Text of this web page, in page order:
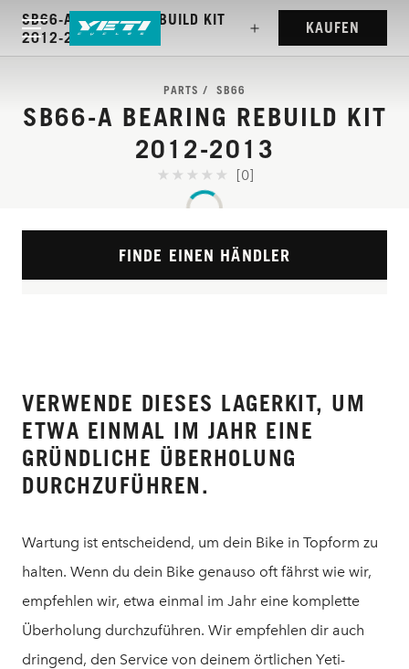
SB66-A BEARING REBUILD KIT
2012-2013
KAUFEN
PARTS SB66
SB66-A BEARING REBUILD KIT
2012-2013
[0]
FINDE EINEN HÄNDLER
VERWENDE DIESES LAGERKIT, UM
ETWA EINMAL IM JAHR EINE
GRÜNDLICHE ÜBERHOLUNG
DURCHZUFÜHREN.
Wartung ist entscheidend, um dein Bike in Topform zu
halten. Wenn du dein Bike genauso oft fährst wie wir,
empfehlen wir, etwa einmal im Jahr eine komplette
Überholung durchzuführen. Wir empfehlen dir auch
dringend, den Service von deinem örtlichen Yeti-